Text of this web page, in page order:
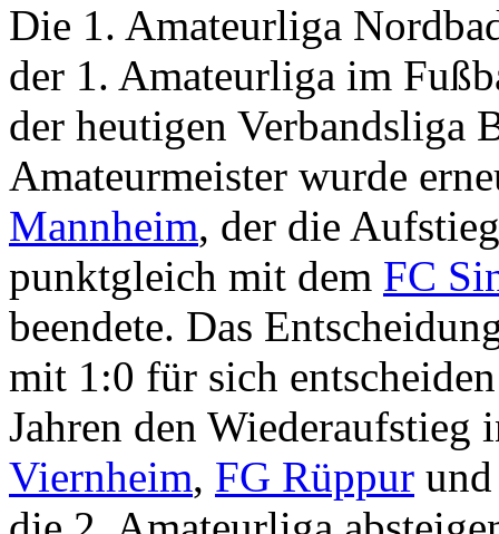
Die 1. Amateurliga
der 1. Amateurliga im
der heutigen Verbandsliga
Amateurmeister wurde
Mannheim, der die
punktgleich mit dem FC
beendete. Das
mit 1:0 für sich
Jahren den
Viernheim, FG Rüppur